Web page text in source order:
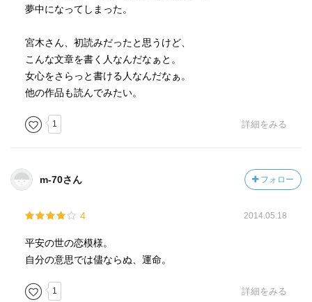
夢中になってしまった。
宮木さん、初読みだったと思うけど、
こんな文章を書く人なんだなぁと。
女心をさらっと書ける人なんだなぁ。
他の作品も読んでみたい。
1 詳細をみる
m-70さん フォロー
4 2014.05.18
平安の世の恋模様。
自分の意思では儘ならぬ、運命。
1 詳細をみる